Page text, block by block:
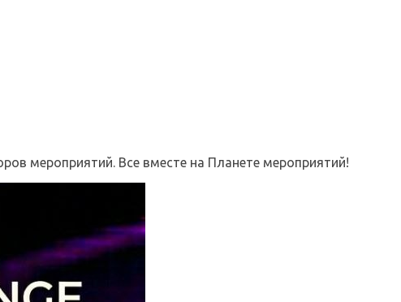
мероприятий. Все вместе на Планете мероприятий!